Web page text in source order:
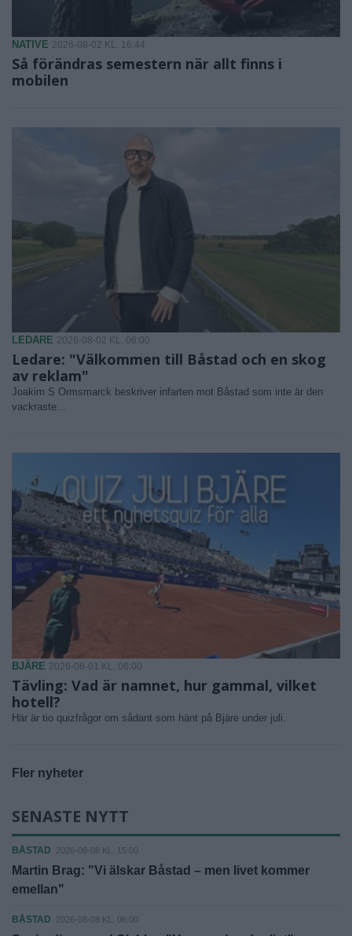
NATIVE 2026-08-02 KL. 16:44
Så förändras semestern när allt finns i
mobilen
LEDARE 2026-08-02 KL. 06:00
Ledare: "Välkommen till Båstad och en skog
av reklam"
Joakim S Ormsmarck beskriver infarten mot Båstad som inte är den
vackraste...
BJÄRE 2026-08-01 KL. 06:00
Tävling: Vad är namnet, hur gammal, vilket
hotell?
Här är tio quizfrågor om sådant som hänt på Bjäre under juli.
Fler nyheter
SENASTE NYTT
BÅSTAD 2026-08-08 KL. 15:00
Martin Brag: "Vi älskar Båstad – men livet kommer
emellan"
BÅSTAD 2026-08-08 KL. 06:00